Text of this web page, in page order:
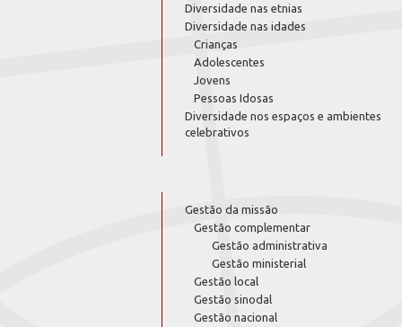
Diversidade nas etnias
Diversidade nas idades
Crianças
Adolescentes
Jovens
Pessoas Idosas
Diversidade nos espaços e ambientes
celebrativos
Gestão da missão
Gestão complementar
Gestão administrativa
Gestão ministerial
Gestão local
Gestão sinodal
Gestão nacional